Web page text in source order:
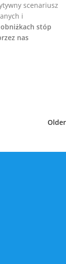
scenariusz
i
stóp
nas
Older